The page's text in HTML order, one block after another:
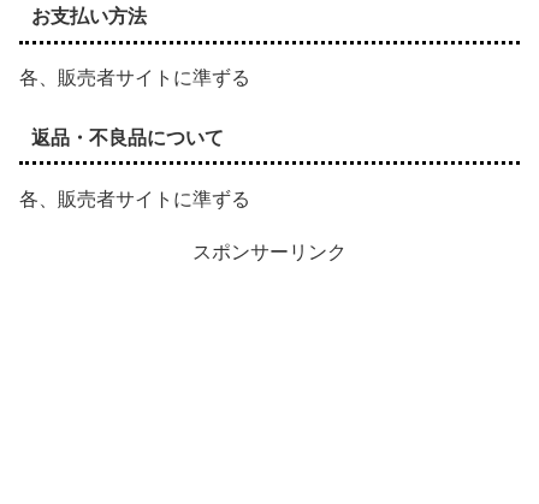
お支払い方法
各、販売者サイトに準ずる
返品・不良品について
各、販売者サイトに準ずる
スポンサーリンク